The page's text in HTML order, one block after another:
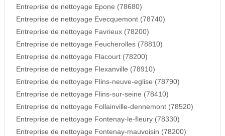
Entreprise de nettoyage Epone (78680)
Entreprise de nettoyage Evecquemont (78740)
Entreprise de nettoyage Favrieux (78200)
Entreprise de nettoyage Feucherolles (78810)
Entreprise de nettoyage Flacourt (78200)
Entreprise de nettoyage Flexanville (78910)
Entreprise de nettoyage Flins-neuve-eglise (78790)
Entreprise de nettoyage Flins-sur-seine (78410)
Entreprise de nettoyage Follainville-dennemont (78520)
Entreprise de nettoyage Fontenay-le-fleury (78330)
Entreprise de nettoyage Fontenay-mauvoisin (78200)